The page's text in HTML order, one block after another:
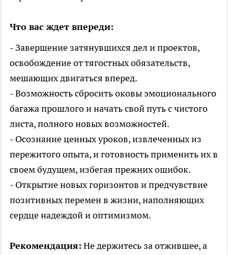
Что вас ждет впереди:
- Завершение затянувшихся дел и проектов,
освобождение от тягостных обязательств,
мешающих двигаться вперед.
- Возможность сбросить оковы эмоционального
багажа прошлого и начать свой путь с чистого
листа, полного новых возможностей.
- Осознание ценных уроков, извлеченных из
пережитого опыта, и готовность применить их в
своем будущем, избегая прежних ошибок.
- Открытие новых горизонтов и предчувствие
позитивных перемен в жизни, наполняющих
сердце надеждой и оптимизмом.
Рекомендация: Не держитесь за отжившее, а